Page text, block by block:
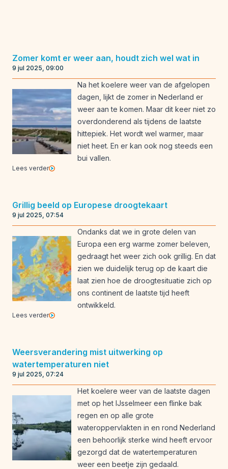
Zomer komt er weer aan, houdt zich wel wat in
9 jul 2025, 09:00
Na het koelere weer van de afgelopen
dagen, lijkt de zomer in Nederland er
weer aan te komen. Maar dit keer niet zo
overdonderend als tijdens de laatste
hittepiek. Het wordt wel warmer, maar
niet heet. En er kan ook nog steeds een
bui vallen.
Lees verder
Grillig beeld op Europese droogtekaart
9 jul 2025, 07:54
Ondanks dat we in grote delen van
Europa een erg warme zomer beleven,
gedraagt het weer zich ook grillig. En dat
zien we duidelijk terug op de kaart die
laat zien hoe de droogtesituatie zich op
ons continent de laatste tijd heeft
ontwikkeld.
Lees verder
Weersverandering mist uitwerking op
watertemperaturen niet
9 jul 2025, 07:24
Het koelere weer van de laatste dagen
met op het IJsselmeer een flinke bak
regen en op alle grote
wateroppervlakten in en rond Nederland
een behoorlijk sterke wind heeft ervoor
gezorgd dat de watertemperaturen
weer een beetje zijn gedaald.